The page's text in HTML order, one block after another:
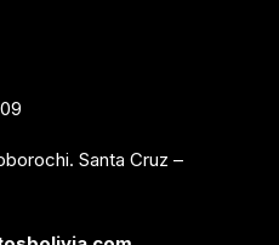
Santa Cruz –